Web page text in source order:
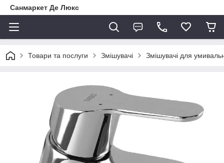
Санмаркет Де Люкс
Товари та послуги Змішувачі Змішувачі для